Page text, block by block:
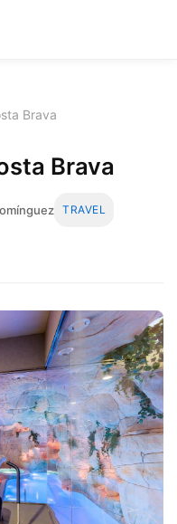
Brava
Brava
TRAVEL